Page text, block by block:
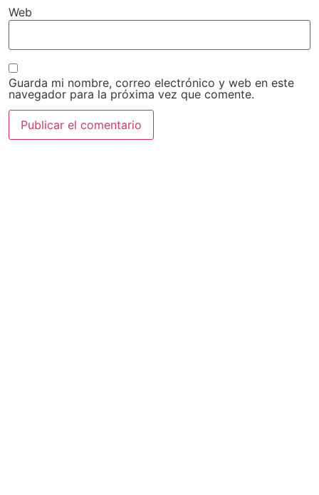
Web
Guarda mi nombre, correo electrónico y web en este
navegador para la próxima vez que comente.